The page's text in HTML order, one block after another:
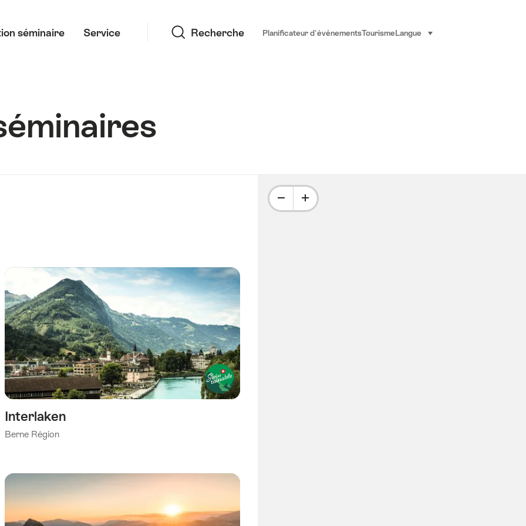
séminaire Service Recherche Planificateur d'événementsTourisme Langue sélectionner (cliquer pour
Interlaken
Berne Région